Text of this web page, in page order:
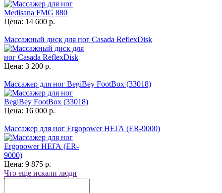
Цена: 14 600 р.
Массажный диск для ног Casada ReflexDisk
Цена: 3 200 р.
Массажер для ног BegiBey FootBox (33018)
Цена: 16 000 р.
Массажер для ног Ergopower НЕГА (ER-9000)
Цена: 9 875 р.
Что еще искали люди